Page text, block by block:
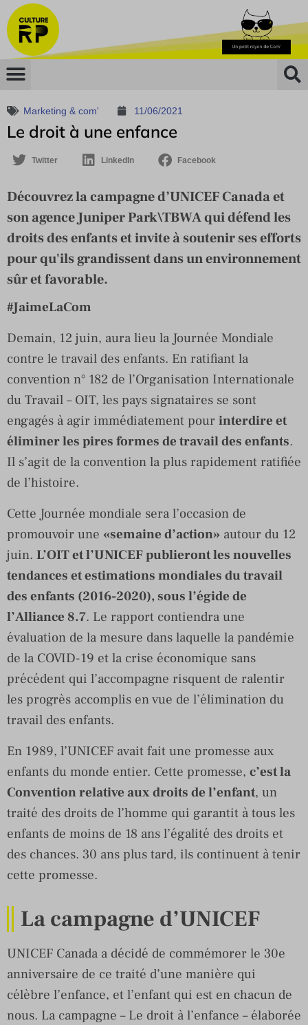
Marketing & com' 11/06/2021
Le droit à une enfance
Twitter LinkedIn Facebook
Découvrez la campagne d’UNICEF Canada et
son agence Juniper Park\TBWA qui défend les
droits des enfants et invite à soutenir ses efforts
pour qu'ils grandissent dans un environnement
sûr et favorable.
#JaimeLaCom
Demain, 12 juin, aura lieu la Journée Mondiale
contre le travail des enfants. En ratifiant la
convention n° 182 de l’Organisation Internationale
du Travail – OIT, les pays signataires se sont
engagés à agir immédiatement pour interdire et
éliminer les pires formes de travail des enfants.
Il s’agit de la convention la plus rapidement ratifiée
de l’histoire.
Cette Journée mondiale sera l’occasion de
promouvoir une «semaine d’action» autour du 12
juin. L’OIT et l’UNICEF publieront les nouvelles
tendances et estimations mondiales du travail
des enfants (2016-2020), sous l’égide de
l’Alliance 8.7. Le rapport contiendra une
évaluation de la mesure dans laquelle la pandémie
de la COVID-19 et la crise économique sans
précédent qui l’accompagne risquent de ralentir
les progrès accomplis en vue de l’élimination du
travail des enfants.
En 1989, l’UNICEF avait fait une promesse aux
enfants du monde entier. Cette promesse, c’est la
Convention relative aux droits de l’enfant, un
traité des droits de l’homme qui garantit à tous les
enfants de moins de 18 ans l’égalité des droits et
des chances. 30 ans plus tard, ils continuent à tenir
cette promesse.
La campagne d’UNICEF
UNICEF Canada a décidé de commémorer le 30e
anniversaire de ce traité d’une manière qui
célèbre l’enfance, et l’enfant qui est en chacun de
nous. La campagne – Le droit à l’enfance – élaborée